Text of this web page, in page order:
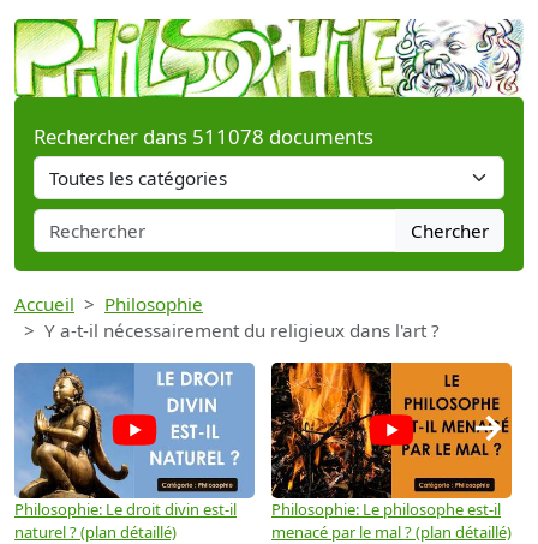
Rechercher dans 511078 documents
Chercher
Accueil
Philosophie
Y a-t-il nécessairement du religieux dans l'art ?
Philosophie: Le droit divin est-il
naturel ? (plan détaillé)
Philosophie: Le philosophe est-il
menacé par le mal ? (plan détaillé)
→